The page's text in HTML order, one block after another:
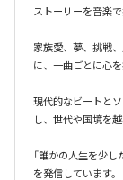
ストーリーを音楽で
家族愛、夢、挑戦
に、一曲ごとに心
現代的なビートと
し、世代や国境を
「誰かの人生を少
を発信しています。